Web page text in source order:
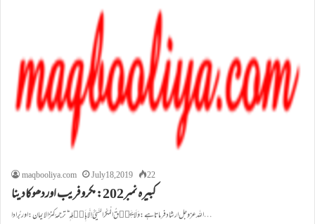
maqbooliya.com July 18, 2019 22
کبيرہ نمبر202: مکروفریب اوردھوکاد ینا
اللہ عزوجل ارشاد فرماتا ہے: وَ لَا یَحِیۡقُ الْمَکْرُ السَّیِّئُ اِلَّا بِاَہۡلِہٖ ؕ ترجمۂ کنز ا لايمان:اوربُراد ا…